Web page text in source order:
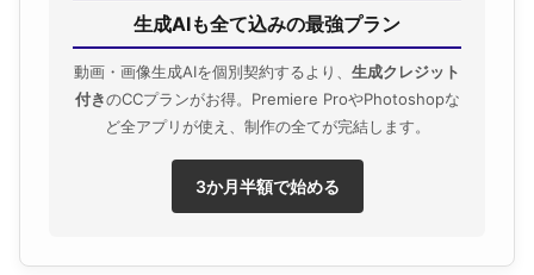
生成AIも全て込みの最強プラン
動画・画像生成AIを個別契約するより、 生成クレジット
付きのCCプランがお得。Premiere ProやPhotoshopな
ど全アプリが使え、制作の全てが完結します。
3か月半額で始める